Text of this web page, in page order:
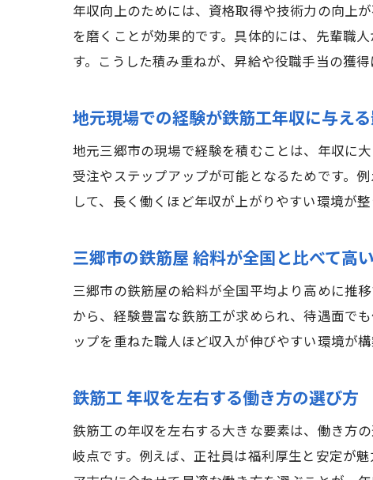
年収向上のためには、資格取得や技術力の向上
を磨くことが効果的です。具体的には、先輩職
す。こうした積み重ねが、昇給や役職手当の獲
地元現場での経験が鉄筋工年収に与え
地元三郷市の現場で経験を積むことは、年収に
受注やステップアップが可能となるためです。
して、長く働くほど年収が上がりやすい環境が
三郷市の鉄筋屋 給料が全国と比べて高
三郷市の鉄筋屋の給料が全国平均より高めに推
から、経験豊富な鉄筋工が求められ、待遇面で
ップを重ねた職人ほど収入が伸びやすい環境が構
鉄筋工 年収を左右する働き方の選び方
鉄筋工の年収を左右する大きな要素は、働き方
岐点です。例えば、正社員は福利厚生と安定が